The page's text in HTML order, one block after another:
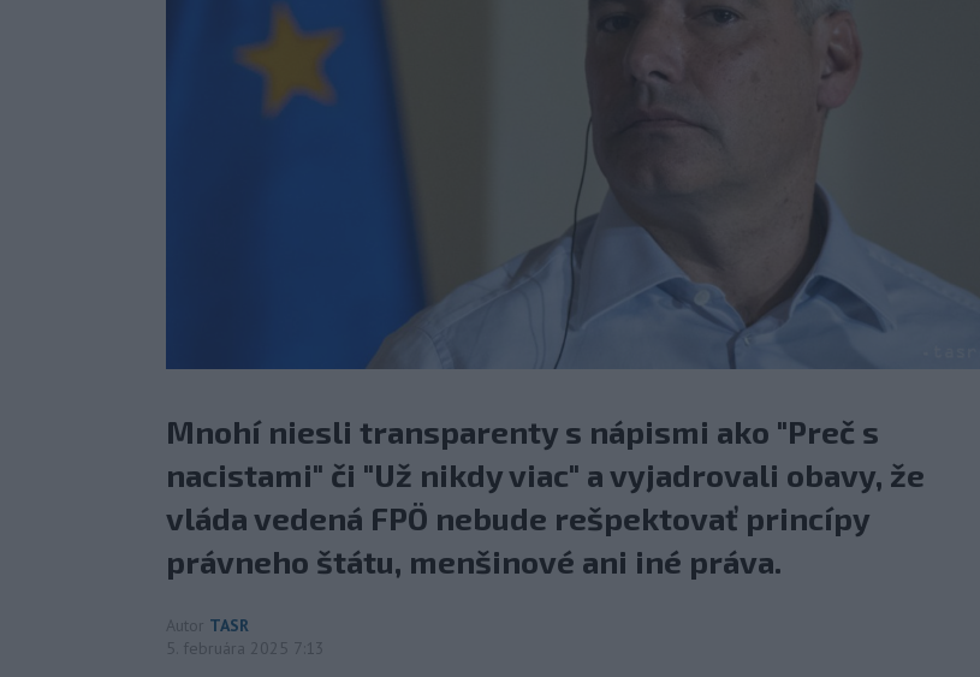
Mnohí niesli transparenty s nápismi ako "Preč s
nacistami" či "Už nikdy viac" a vyjadrovali obavy, že
vláda vedená FPÖ nebude rešpektovať princípy
právneho štátu, menšinové ani iné práva.
Autor TASR
5. februára 2025 7:13